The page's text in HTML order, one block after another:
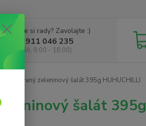
Neviete si rady? Zavolajte :)
+421 911 046 235
(PO - PIA, 8:00 - 18:00)
zeleninový šalát 395g HUHUCHILLI
šalát 395g